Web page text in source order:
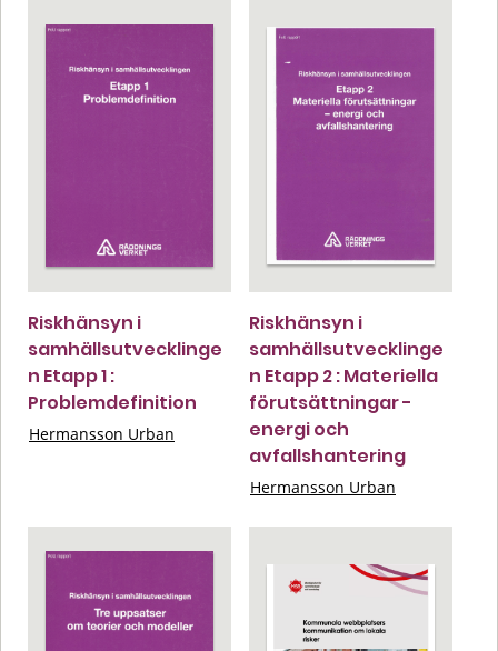
Riskhänsyn i
samhällsutvecklinge
n Etapp 1 :
Problemdefinition
Hermansson Urban
Riskhänsyn i
samhällsutvecklinge
n Etapp 2 : Materiella
förutsättningar -
energi och
avfallshantering
Hermansson Urban